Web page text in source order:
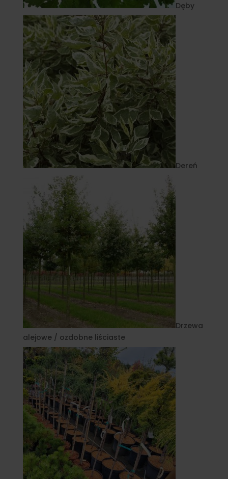
Dęby
Dereń
Drzewa
alejowe / ozdobne liściaste